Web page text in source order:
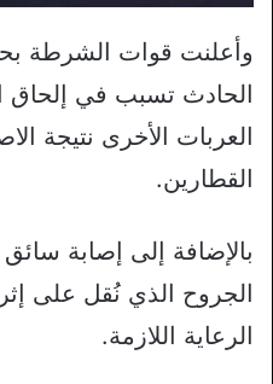
وأعلنت قوات الشرطة
الحادث تسبب في إلحاق
العربات الأخرى نتيجة
القطارين.
بالإضافة إلى إصابة سائق
الجروح الذي نُقل على
الرعاية اللازمة.